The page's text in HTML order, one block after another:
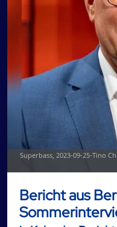
Superbass, 2023-09-25-Tino
Bericht aus